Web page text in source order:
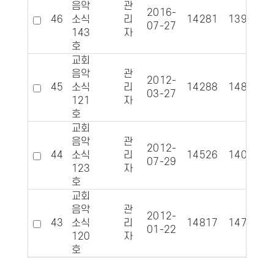
46
음악
소식
143
호
관
리
자
2016-
07-27
14281 1392
45
교회
음악
소식
121
호
관
리
자
2012-
03-27
14288 1483
44
교회
음악
소식
123
호
관
리
자
2012-
07-29
14526 1402
43
교회
음악
소식
120
호
관
리
자
2012-
01-22
14817 1472